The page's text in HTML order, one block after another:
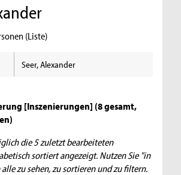
(Liste)
Seer, Alexander
[Inszenierungen] (8 gesamt,
)
die 5 zuletzt bearbeiteten
sortiert angezeigt. Nutzen Sie "in
zu sehen, zu sortieren und zu filtern.